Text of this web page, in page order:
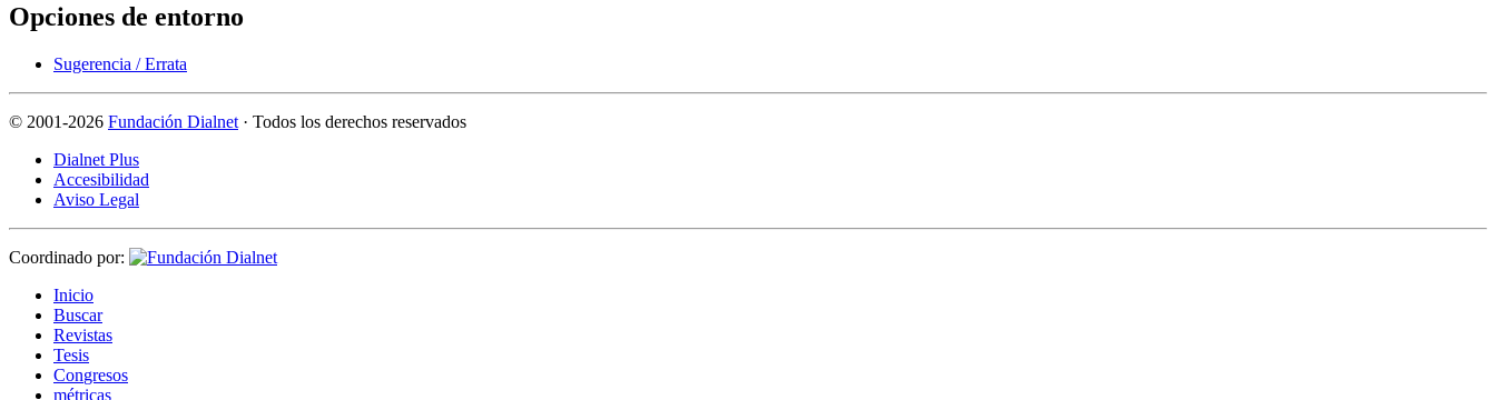
Opciones de entorno
Sugerencia / Errata
© 2001-2026 Fundación Dialnet · Todos los derechos reservados
Dialnet Plus
Accesibilidad
Aviso Legal
Coordinado por:
Inicio
Buscar
Revistas
Tesis
Congresos
métricas